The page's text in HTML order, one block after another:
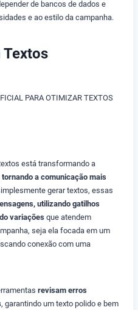
de bancos de dados e
e ao estilo da campanha.
Textos
PARA OTIMIZAR TEXTOS
está transformando a
tornando a comunicação mais
gerar textos, essas
utilizando gatilhos
variações que atendem
seja ela focada em um
conexão com uma
revisam erros
, garantindo um texto polido e bem